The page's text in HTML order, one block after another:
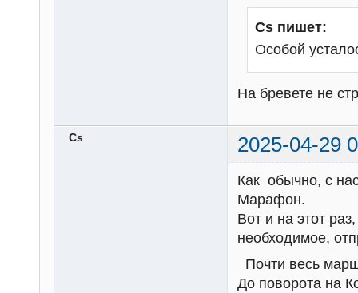
Cs пишет:
Особой
На бревете не
Cs 2025-04-29
Как обычно, с
Марафон.
Вот и на этот
необходимое,
Почти весь
До поворота на